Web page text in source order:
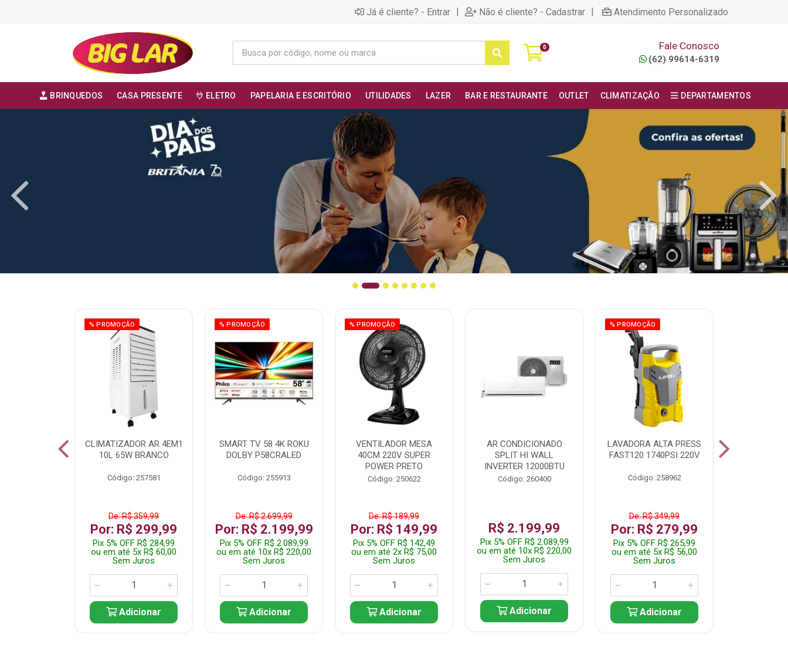
Já é cliente? - Entrar | Não é cliente? - Cadastrar | Atendimento Personalizado
0 Fale Conosco
(62) 99614-6319
BRINQUEDOS CASA PRESENTE ELETRO PAPELARIA E ESCRITÓRIO UTILIDADES LAZER BAR E RESTAURANTE OUTLET CLIMATIZAÇÃO DEPARTAMENTOS
% PROMOÇÃO
CLIMATIZADOR AR 4EM1
10L 65W BRANCO
Código: 257581
De: R$ 359,99
Por: R$ 299,99
Pix 5% OFF R$ 284,99
ou em até 5x R$ 60,00
Sem Juros
Adicionar
% PROMOÇÃO
SMART TV 58 4K ROKU
DOLBY P58CRALED
Código: 255913
De: R$ 2.699,99
Por: R$ 2.199,99
Pix 5% OFF R$ 2.089,99
ou em até 10x R$ 220,00
Sem Juros
Adicionar
% PROMOÇÃO
VENTILADOR MESA
40CM 220V SUPER
POWER PRETO
Código: 250622
De: R$ 189,99
Por: R$ 149,99
Pix 5% OFF R$ 142,49
ou em até 2x R$ 75,00
Sem Juros
Adicionar
AR CONDICIONADO
SPLIT HI WALL
INVERTER 12000BTU
Código: 260400
R$ 2.199,99
Pix 5% OFF R$ 2.089,99
ou em até 10x R$ 220,00
Sem Juros
Adicionar
% PROMOÇÃO
LAVADORA ALTA PRESS
FAST120 1740PSI 220V
Código: 258962
De: R$ 349,99
Por: R$ 279,99
Pix 5% OFF R$ 265,99
ou em até 5x R$ 56,00
Sem Juros
Adicionar